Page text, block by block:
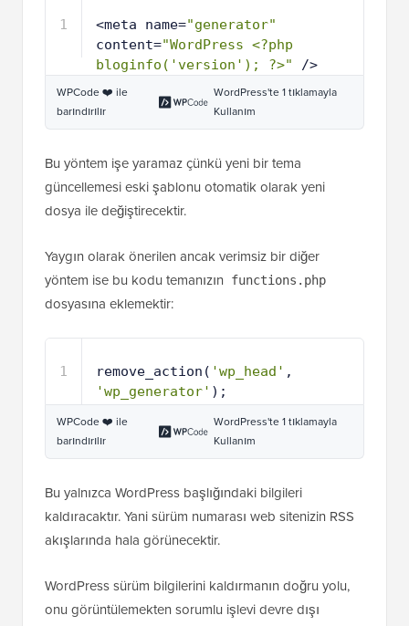
1 <meta name="generator"
content="WordPress <?php
bloginfo('version'); ?>"
/>
WPCode ❤️ ile
barındırılır
WordPress'te 1 tıklamayla
Kullanım
Bu yöntem işe yaramaz çünkü yeni bir tema
güncellemesi eski şablonu otomatik olarak yeni
Yaygın olarak önerilen ancak verimsiz bir diğer
yöntem ise bu kodu temanızın
remove_action( 'wp_head'
'wp_generator'
);
WPCode ❤️ ile
WordPress'te 1 tıklamayla
Kullanım
Bu yalnızca WordPress başlığındaki bilgileri
akışlarında hala görünecektir.